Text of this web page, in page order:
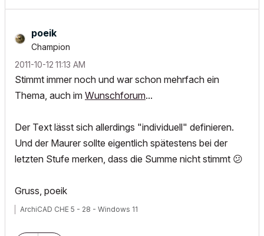
poeik
Champion
‎2011-10-12 11:13 AM
Stimmt immer noch und war schon mehrfach ein
Thema, auch im Wunschforum...
Der Text lässt sich allerdings "individuell" definieren.
Und der Maurer sollte eigentlich spätestens bei der
letzten Stufe merken, dass die Summe nicht stimmt 😕
Gruss, poeik
ArchiCAD CHE 5 - 28 - Windows 11